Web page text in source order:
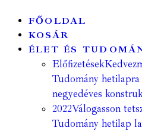
FŐOLDAL
KOSÁR
ÉLET ÉS
Előfizetések
Tudomány hetilapra
negyedéves
2022Válogasson
Tudomány hetilap